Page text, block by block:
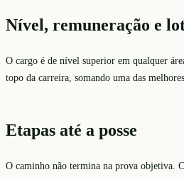
Nível, remuneração e
O cargo é de nível superior em qualquer
topo da carreira, somando uma das
Etapas até a posse
O caminho não termina na prova objetiva.